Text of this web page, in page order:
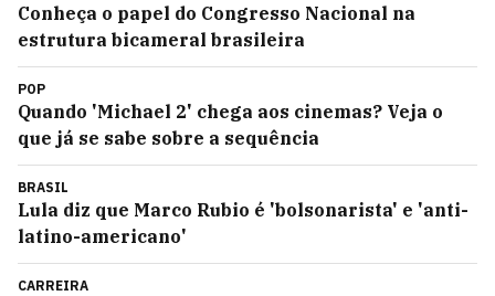
Conheça o papel do Congresso Nacional na
estrutura bicameral brasileira
POP
Quando 'Michael 2' chega aos cinemas? Veja o
que já se sabe sobre a sequência
BRASIL
Lula diz que Marco Rubio é 'bolsonarista' e 'anti-
latino-americano'
CARREIRA